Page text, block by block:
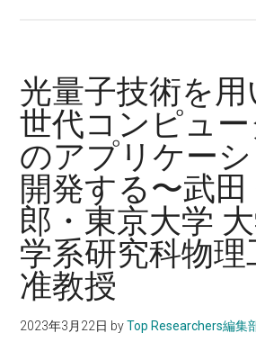
光量子技術を
世代コンピュ
のアプリケー
開発する〜武田
郎・東京大学
学系研究科物理
准教授
2023年3月22日 byTop Researchers編集